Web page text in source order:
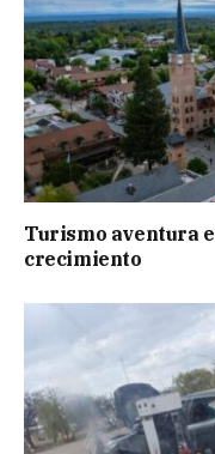
Turismo aventura
crecimiento